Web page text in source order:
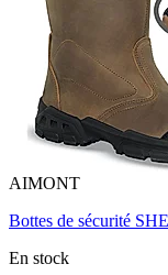
AIMONT
Bottes de sécurité
En stock